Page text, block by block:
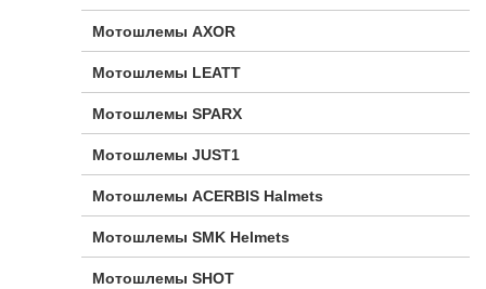
Мотошлемы AXOR
Мотошлемы LEATT
Мотошлемы SPARX
Мотошлемы JUST1
Мотошлемы ACERBIS Halmets
Мотошлемы SMK Helmets
Мотошлемы SHOT